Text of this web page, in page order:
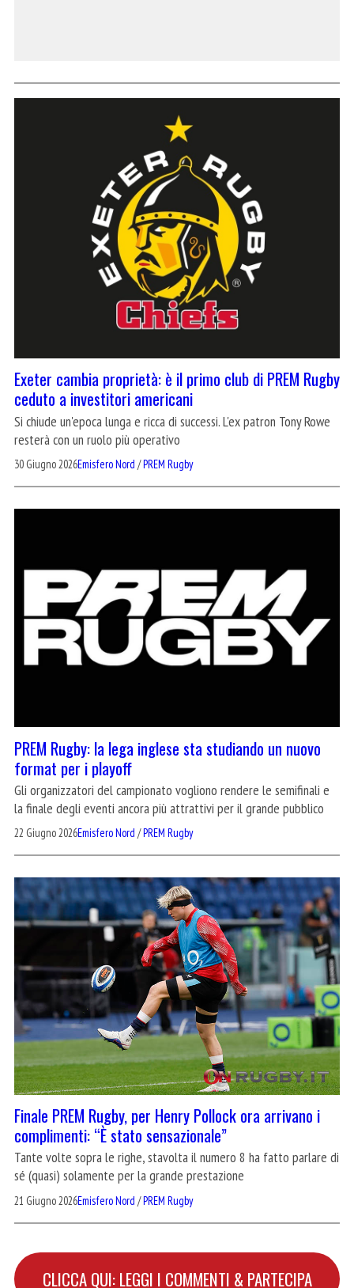
Exeter cambia proprietà: è il primo club di PREM Rugby
ceduto a investitori americani
Si chiude un'epoca lunga e ricca di successi. L'ex patron Tony Rowe
resterà con un ruolo più operativo
30 Giugno 2026Emisfero Nord /PREM Rugby
PREM Rugby: la lega inglese sta studiando un nuovo
format per i playoff
Gli organizzatori del campionato vogliono rendere le semifinali e
la finale degli eventi ancora più attrattivi per il grande pubblico
22 Giugno 2026Emisfero Nord /PREM Rugby
Finale PREM Rugby, per Henry Pollock ora arrivano i
complimenti: “È stato sensazionale”
Tante volte sopra le righe, stavolta il numero 8 ha fatto parlare di
sé (quasi) solamente per la grande prestazione
21 Giugno 2026Emisfero Nord /PREM Rugby
CLICCA QUI: LEGGI I COMMENTI & PARTECIPA